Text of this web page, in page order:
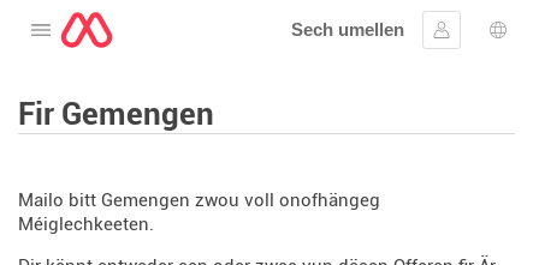
Oppen de Menü
Sech umellen
Umellen
Fir Gemengen
Mailo bitt Gemengen zwou voll onofhängeg
Méiglechkeeten.